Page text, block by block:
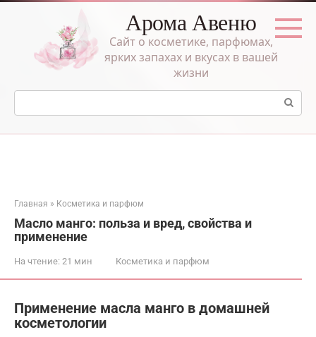
Перейти
Арома Авеню
Сайт о косметике, парфюмах,
ярких запахах и вкусах в вашей
жизни
Поиск:
Главная » Косметика и парфюм
Масло манго: польза и вред, свойства и
применение
На чтение: 21 мин Косметика и парфюм
Применение масла манго в домашней
косметологии